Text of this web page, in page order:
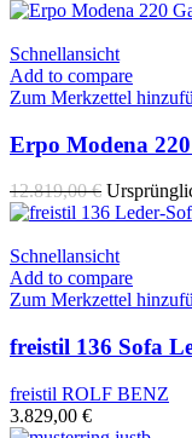
Schnellansicht
Add to compare
Zum Merkzettel
Erpo Modena
12.819,00€
Schnellansicht
Add to compare
Zum Merkzettel
freistil 136 Sofa
freistil ROLF BENZ
3.829,00 €